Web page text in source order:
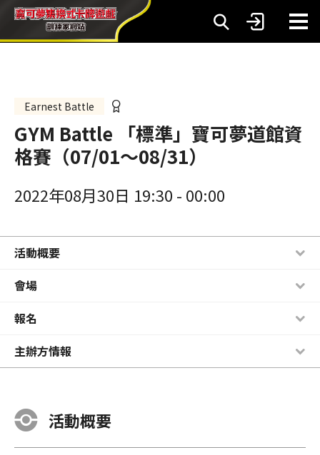
Earnest Battle
GYM Battle 「標準」寶可夢道館資
格賽（07/01～08/31）
2022年08月30日 19:30 - 00:00
活動概要
會場
報名
主辦方情報
活動概要